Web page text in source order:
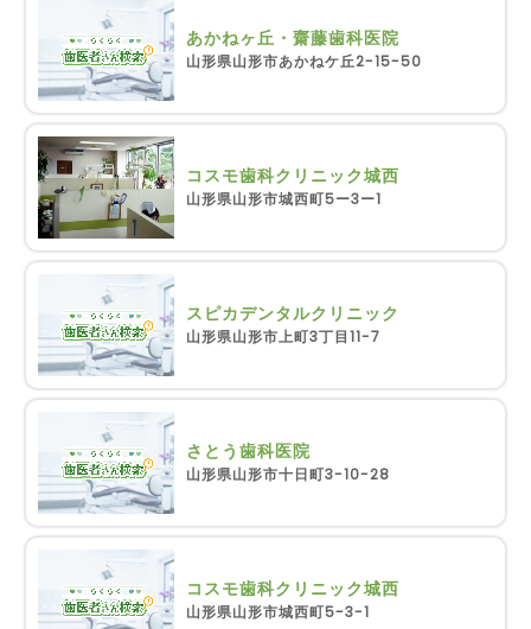
あかねヶ丘・齋藤歯科医院
山形県山形市あかねケ丘2-15-50
コスモ歯科クリニック城西
山形県山形市城西町5ー3ー1
スピカデンタルクリニック
山形県山形市上町3丁目11-7
さとう歯科医院
山形県山形市十日町3-10-28
コスモ歯科クリニック城西
山形県山形市城西町5-3-1